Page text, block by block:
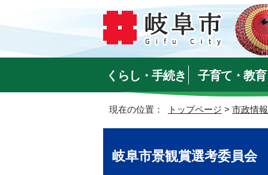
くらし・手続き 子育て・教育
現在の位置： トップページ > 市政情報
岐阜市景観賞選考委員会